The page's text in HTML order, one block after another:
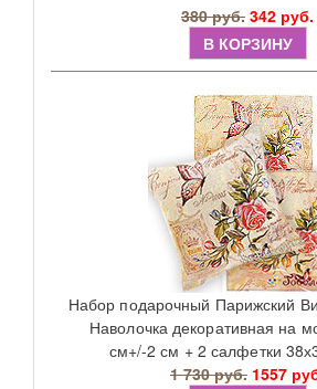
380 руб. 342 руб.
В КОРЗИНУ
Набор подарочный Парижский
Наволочка декоративная на
см+/-2 см + 2 салфетки
1 730 руб. 1557